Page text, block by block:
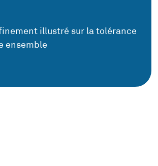
illustré sur la tolérance
ensemble